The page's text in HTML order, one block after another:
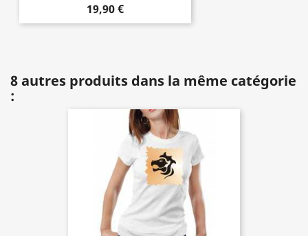
19,90 €
8 autres produits dans la même catégorie
: